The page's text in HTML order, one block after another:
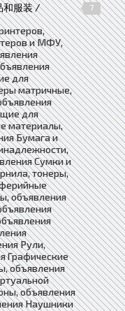
和服装 /
7
и МФУ,
для
матричные,
для
материалы,
Бумага и
Сумки и
тонеры,
объявления
Рули,
Графические
объявления
объявления
Наушники